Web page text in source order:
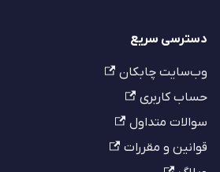
دسترسی سریع
وب‌سایت چابکان
حساب کاربری
سوالات متداول
قوانین و مقررات